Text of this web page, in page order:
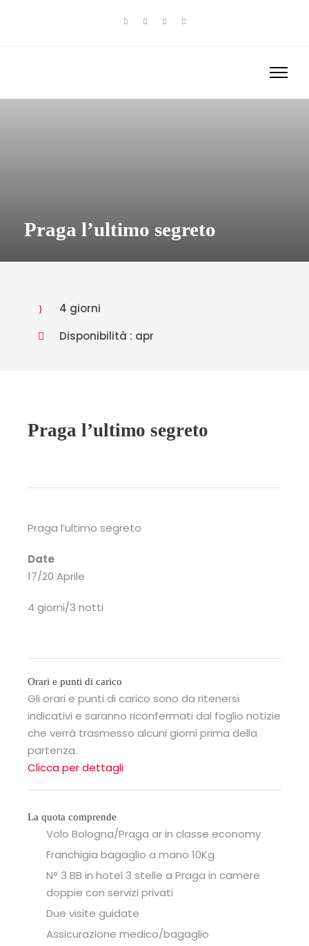
Praga l’ultimo segreto
4 giorni
Disponibilità : apr
Praga l’ultimo segreto
Praga l’ultimo segreto
Date
17/20 Aprile
4 giorni/3 notti
Orari e punti di carico
Gli orari e punti di carico sono da ritenersi
indicativi e saranno riconfermati dal foglio notizie
che verrà trasmesso alcuni giorni prima della
partenza.
Clicca per dettagli
La quota comprende
Volo Bologna/Praga ar in classe economy
Franchigia bagaglio a mano 10Kg
N° 3 BB in hotel 3 stelle a Praga in camere
doppie con servizi privati
Due visite guidate
Assicurazione medico/bagaglio